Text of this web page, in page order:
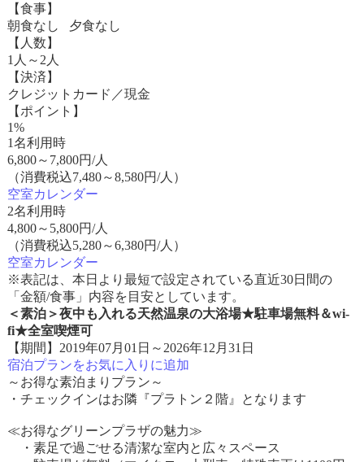
【食事】
朝食なし 夕食なし
【人数】
1人～2人
【決済】
クレジットカード／現金
【ポイント】
1%
1名利用時
6,800～ 7,800円/人
（消費税込7,480～8,580円/人）
空室カレンダー
2名利用時
4,800～ 5,800円/人
（消費税込5,280～6,380円/人）
空室カレンダー
※表記は、本日より最短で設定されている直近30日間の
「金額/食事」内容を目安としています。
＜素泊＞夜中も入れる天然温泉の大浴場★駐車場無料＆wi-
fi★全室喫煙可
【期間】2019年07月01日～2026年12月31日
宿泊プランをお気に入りに追加
～お得な素泊まりプラン～
・チェックインはお隣『プラトン２階』となります
≪お得なグリーンプラザの魅力≫
・素足で過ごせる清潔な室内と広々スペース